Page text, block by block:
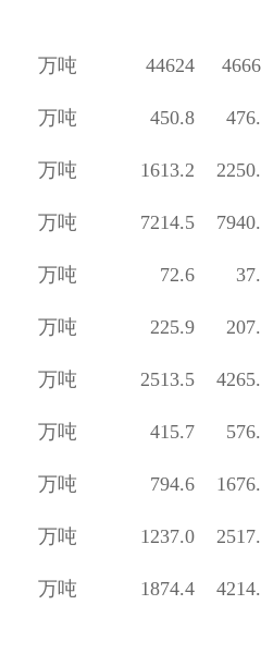
万吨 44624
万吨 450.8
万吨 1613.2
万吨 7214.5
万吨 72.6
万吨 225.9
万吨 2513.5
万吨 415.7
万吨 794.6
万吨 1237.0
万吨 1874.4